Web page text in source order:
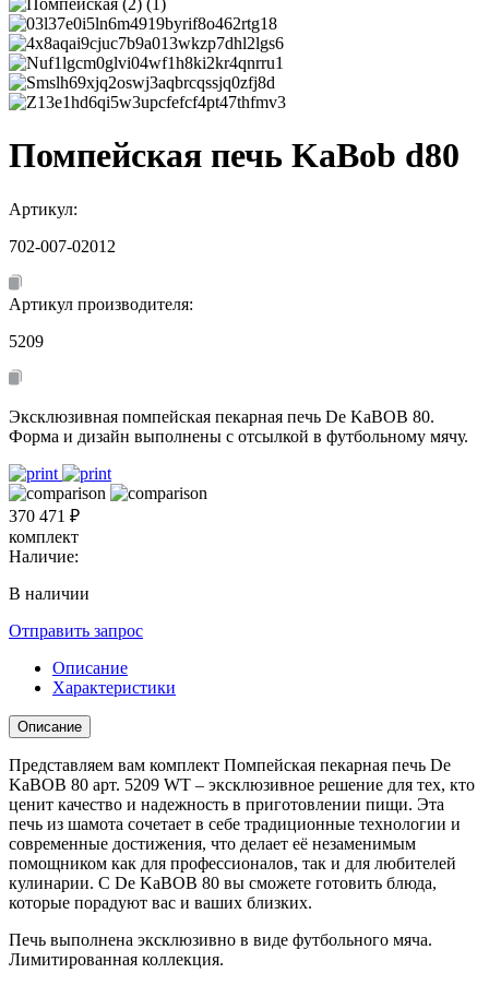
Помпейская печь KaBob d80
Артикул:
702-007-02012
Артикул производителя:
5209
Эксклюзивная помпейская пекарная печь De KaBOB 80.
Форма и дизайн выполнены с отсылкой в футбольному мячу.
370 471 ₽
комплект
Наличие:
В наличии
Отправить запрос
Описание
Характеристики
Описание
Представляем вам комплект Помпейская пекарная печь De
KaBOB 80 арт. 5209 WT – эксклюзивное решение для тех, кто
ценит качество и надежность в приготовлении пищи. Эта
печь из шамота сочетает в себе традиционные технологии и
современные достижения, что делает её незаменимым
помощником как для профессионалов, так и для любителей
кулинарии. С De KaBOB 80 вы сможете готовить блюда,
которые порадуют вас и ваших близких.
Печь выполнена эксклюзивно в виде футбольного мяча.
Лимитированная коллекция.